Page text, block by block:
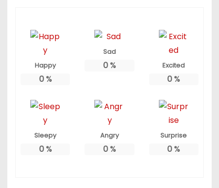
Happy
0%
Sad
0% Excited
0%
Sleepy
0%
Angry
0%
Surprise
0%